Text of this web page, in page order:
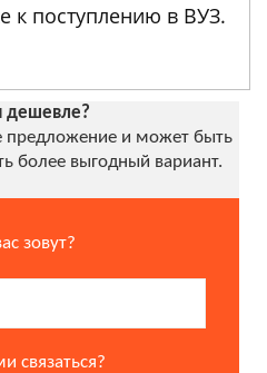
к поступлению в ВУЗ.
дешевле?
предложение и может быть
более выгодный вариант.
зовут?
связаться?